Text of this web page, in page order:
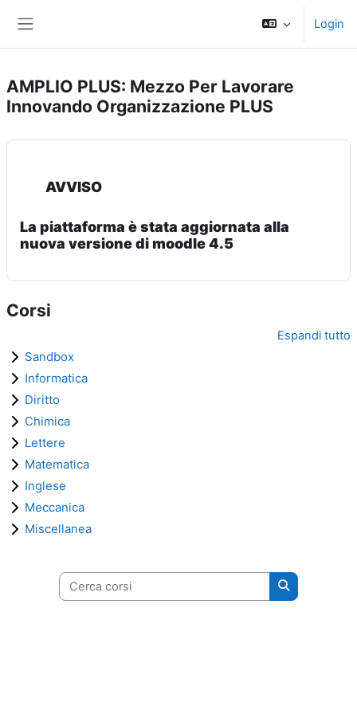
Login
AMPLIO PLUS: Mezzo Per Lavorare
Innovando Organizzazione PLUS
AVVISO
La piattaforma è stata aggiornata alla
nuova versione di moodle 4.5
Corsi
Espandi tutto
Sandbox
Informatica
Diritto
Chimica
Lettere
Matematica
Inglese
Meccanica
Miscellanea
Cerca corsi
Cerca corsi